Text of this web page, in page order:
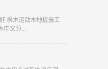
,枫木运动木地板施工
中又分...